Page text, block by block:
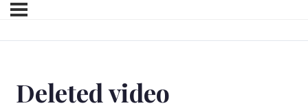
Deleted video